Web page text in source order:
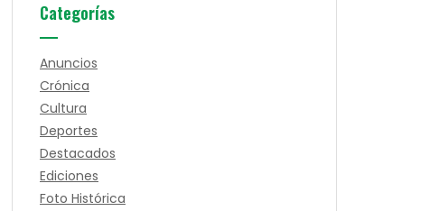
Categorías
Anuncios
Crónica
Cultura
Deportes
Destacados
Ediciones
Foto Histórica